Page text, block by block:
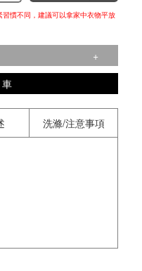
慣不同，建議可以拿家中衣物平放
+
洗滌/注意事項